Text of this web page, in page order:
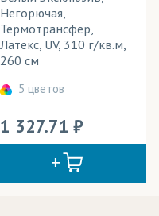
Негорючая,
Термотрансфер,
Латекс, UV, 310 г/кв.м,
260 см
5 цветов
1 327.71